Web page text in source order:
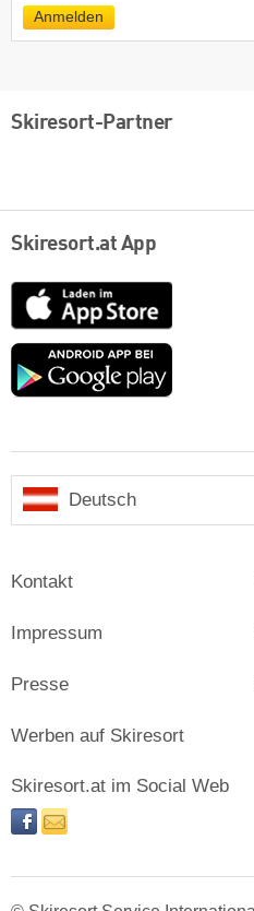
Anmelden
Skiresort-Partner
Skiresort.at App
App
Store
Google
Deutsch
Kontakt
Impressum
Presse
Werben auf Skiresort
Skiresort.at im Social Web
facebooknewsletter